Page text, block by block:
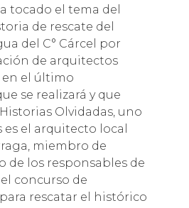
tocado el tema del
de rescate del
del C° Cárcel por
de arquitectos
en el último
se realizará y que
Olvidadas, uno
el arquitecto local
miembro de
de los responsables de
concurso de
rescatar el histórico